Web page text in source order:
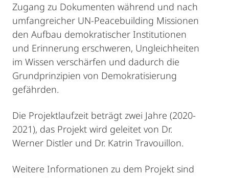
Zugang zu Dokumenten während und nach
umfangreicher UN-Peacebuilding Missionen
den Aufbau demokratischer Institutionen
und Erinnerung erschweren, Ungleichheiten
im Wissen verschärfen und dadurch die
Grundprinzipien von Demokratisierung
gefährden.
Die Projektlaufzeit beträgt zwei Jahre (2020-
2021), das Projekt wird geleitet von Dr.
Werner Distler und Dr. Katrin Travouillon.
Weitere Informationen zu dem Projekt sind